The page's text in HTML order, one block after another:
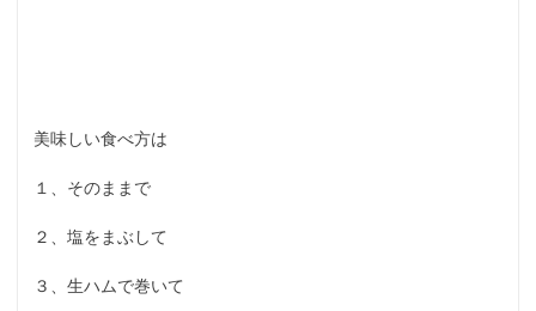
美味しい食べ方は
１、そのままで
２、塩をまぶして
３、生ハムで巻いて